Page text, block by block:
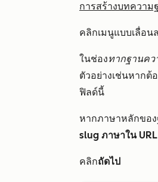
การสร้างบทควา
คลิกเมนูแบบเลื่อน
ในช่องทากฐานคว
ตัวอย่างเช่นหากต้
ฟิลด์นี้
หากภาษาหลักขอ
slug ภาษาใน URL
คลิกถัดไป